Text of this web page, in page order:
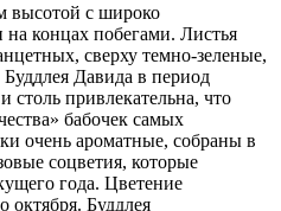
высотой с широко
концах побегами. Листья
сверху темно-зеленые,
Давида в период
столь привлекательна, что
бабочек самых
очень ароматные, собраны в
соцветия, которые
года. Цветение
октября. Буддлея